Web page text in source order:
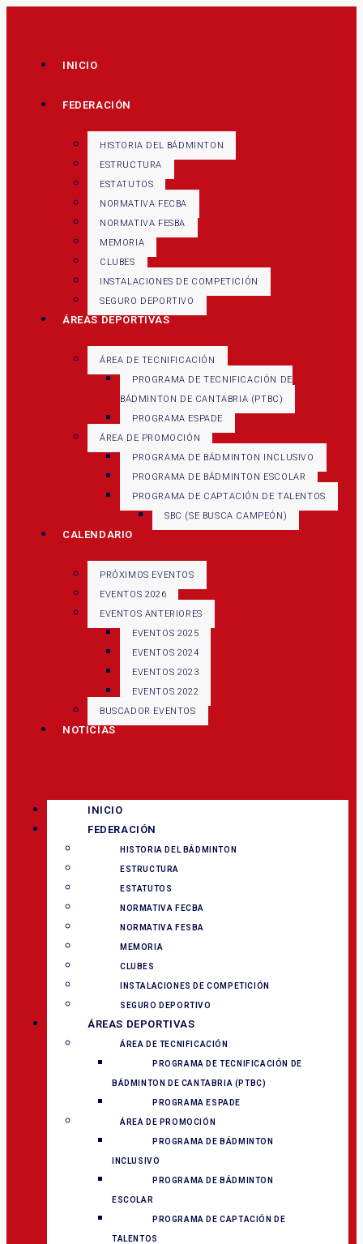
INICIO
FEDERACIÓN
HISTORIA DEL BÁDMINTON
ESTRUCTURA
ESTATUTOS
NORMATIVA FECBA
NORMATIVA FESBA
MEMORIA
CLUBES
INSTALACIONES DE COMPETICIÓN
SEGURO DEPORTIVO
ÁREAS DEPORTIVAS
ÁREA DE TECNIFICACIÓN
PROGRAMA DE TECNIFICACIÓN DE
BÁDMINTON DE CANTABRIA (PTBC)
PROGRAMA ESPADE
ÁREA DE PROMOCIÓN
PROGRAMA DE BÁDMINTON INCLUSIVO
PROGRAMA DE BÁDMINTON ESCOLAR
PROGRAMA DE CAPTACIÓN DE TALENTOS
SBC (SE BUSCA CAMPEÓN)
CALENDARIO
PRÓXIMOS EVENTOS
EVENTOS 2026
EVENTOS ANTERIORES
EVENTOS 2025
EVENTOS 2024
EVENTOS 2023
EVENTOS 2022
BUSCADOR EVENTOS
NOTICIAS
INICIO
FEDERACIÓN
HISTORIA DEL BÁDMINTON
ESTRUCTURA
ESTATUTOS
NORMATIVA FECBA
NORMATIVA FESBA
MEMORIA
CLUBES
INSTALACIONES DE COMPETICIÓN
SEGURO DEPORTIVO
ÁREAS DEPORTIVAS
ÁREA DE TECNIFICACIÓN
PROGRAMA DE TECNIFICACIÓN DE
BÁDMINTON DE CANTABRIA (PTBC)
PROGRAMA ESPADE
ÁREA DE PROMOCIÓN
PROGRAMA DE BÁDMINTON
INCLUSIVO
PROGRAMA DE BÁDMINTON
ESCOLAR
PROGRAMA DE CAPTACIÓN DE
TALENTOS